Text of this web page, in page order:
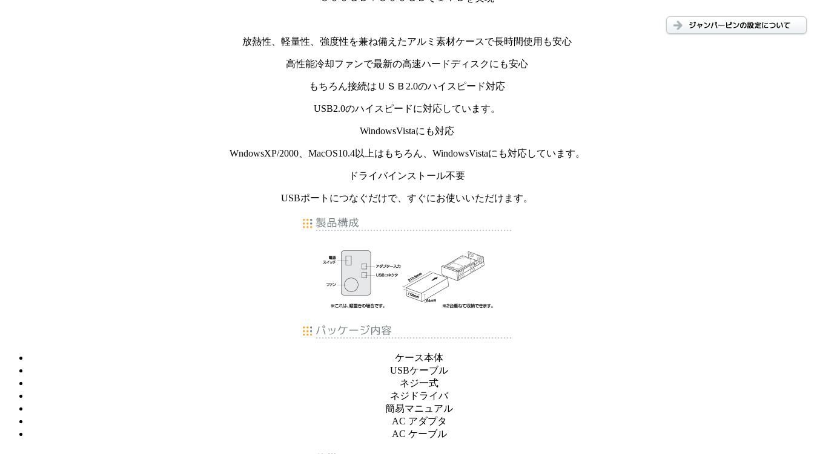
放熱性、軽量性、強度性を兼ね備えたアルミ素材ケースで長時間使用も安心
高性能冷却ファンで最新の高速ハードディスクにも安心
もちろん接続はＵＳＢ2.0のハイスピード対応
USB2.0のハイスピードに対応しています。
WindowsVistaにも対応
WndowsXP/2000、MacOS10.4以上はもちろん、WindowsVistaにも対応しています。
ドライバインストール不要
USBポートにつなぐだけで、すぐにお使いいただけます。
ケース本体
USBケーブル
ネジ一式
ネジドライバ
簡易マニュアル
AC アダプタ
AC ケーブル